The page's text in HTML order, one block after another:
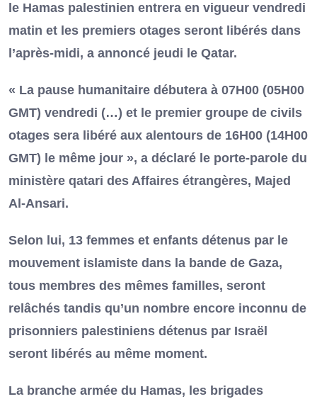
le Hamas palestinien entrera en vigueur vendredi
matin et les premiers otages seront libérés dans
l’après-midi, a annoncé jeudi le Qatar.
« La pause humanitaire débutera à 07H00 (05H00
GMT) vendredi (…) et le premier groupe de civils
otages sera libéré aux alentours de 16H00 (14H00
GMT) le même jour », a déclaré le porte-parole du
ministère qatari des Affaires étrangères, Majed
Al-Ansari.
Selon lui, 13 femmes et enfants détenus par le
mouvement islamiste dans la bande de Gaza,
tous membres des mêmes familles, seront
relâchés tandis qu’un nombre encore inconnu de
prisonniers palestiniens détenus par Israël
seront libérés au même moment.
La branche armée du Hamas, les brigades